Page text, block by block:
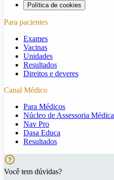
Política de cookies
Para pacientes
Exames
Vacinas
Unidades
Resultados
Direitos e deveres
Canal Médico
Para Médicos
Núcleo de Assessoria Médica
Nav Pro
Dasa Educa
Resultados
Você tem dúvidas?